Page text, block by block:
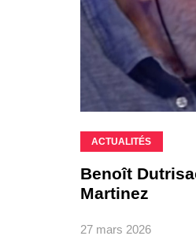
ACTUALITÉS
Benoît
Martinez
27 mars 2026